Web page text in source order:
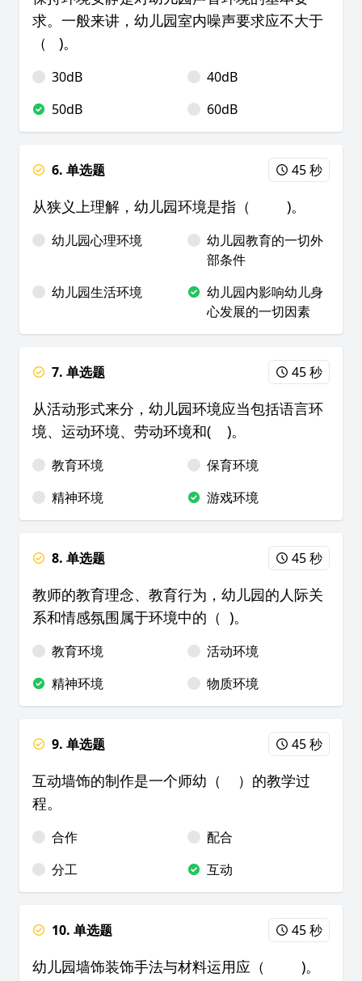
求。一般来讲，幼儿园室内噪声要求应不大于
（ )。
30dB
40dB
50dB
60dB
6. 单选题 45 秒
从狭义上理解，幼儿园环境是指（ )。
幼儿园心理环境
幼儿园教育的一切外
部条件
幼儿园生活环境
幼儿园内影响幼儿身
心发展的一切因素
7. 单选题 45 秒
从活动形式来分，幼儿园环境应当包括语言环
境、运动环境、劳动环境和( )。
教育环境
保育环境
精神环境
游戏环境
8. 单选题 45 秒
教师的教育理念、教育行为，幼儿园的人际关
系和情感氛围属于环境中的（ )。
教育环境
活动环境
精神环境
物质环境
9. 单选题 45 秒
互动墙饰的制作是一个师幼（ ）的教学过
程。
合作
配合
分工
互动
10. 单选题 45 秒
幼儿园墙饰装饰手法与材料运用应（ )。